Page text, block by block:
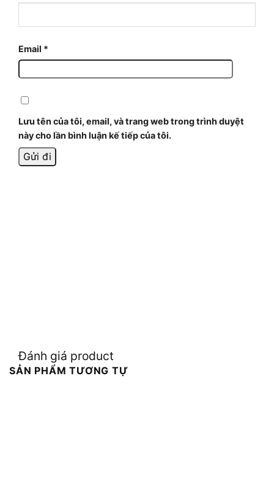
Email *
Lưu tên của tôi, email, và trang web trong trình duyệt
này cho lần bình luận kế tiếp của tôi.
Đánh giá product
SẢN PHẨM TƯƠNG TỰ